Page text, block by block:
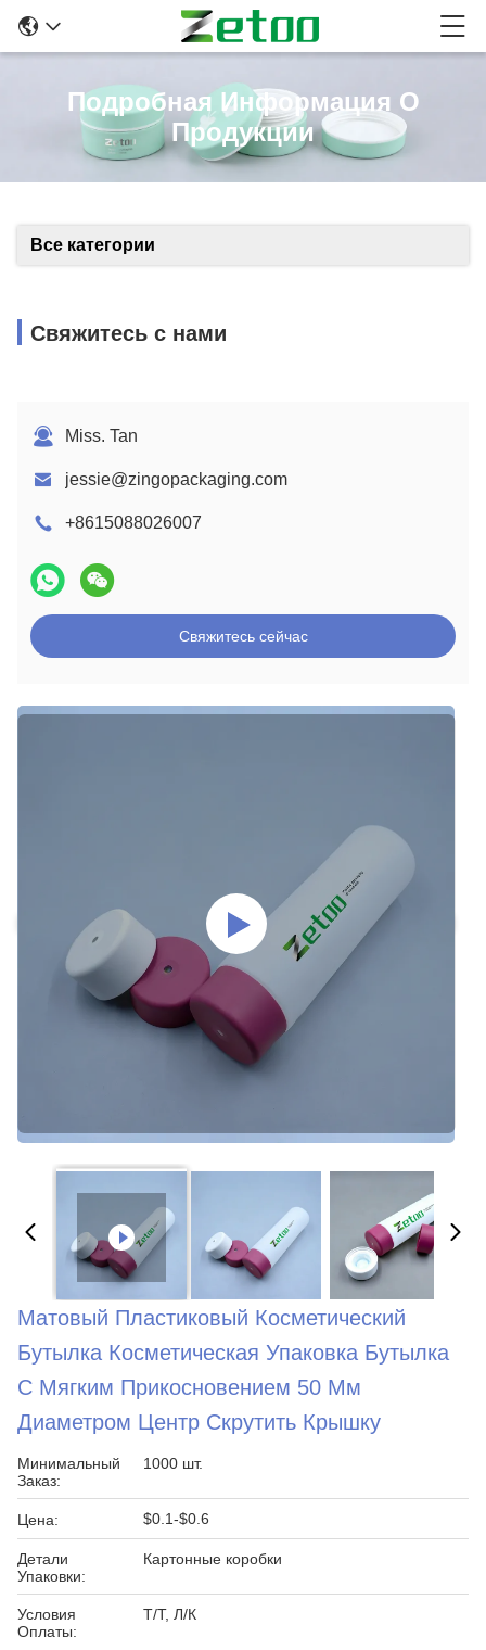
Подробная Информация О
Продукции
Все категории
Свяжитесь с нами
Miss. Tan
jessie@zingopackaging.com
+8615088026007
Свяжитесь сейчас
Матовый Пластиковый Косметический
Бутылка Косметическая Упаковка Бутылка
С Мягким Прикосновением 50 Мм
Диаметром Центр Скрутить Крышку
Минимальный
Заказ:
1000 шт.
Цена: $0.1-$0.6
Детали
Упаковки:
Картонные коробки
Условия
Оплаты:
Т/Т, Л/К